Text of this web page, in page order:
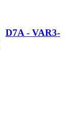
D7A - VAR3-